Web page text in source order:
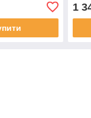
1